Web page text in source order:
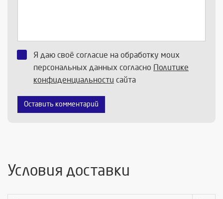
Я даю своё согласие на обработку моих
персональных данных согласно Политике
конфиденциальности сайта
Оставить комментарий
Условия доставки